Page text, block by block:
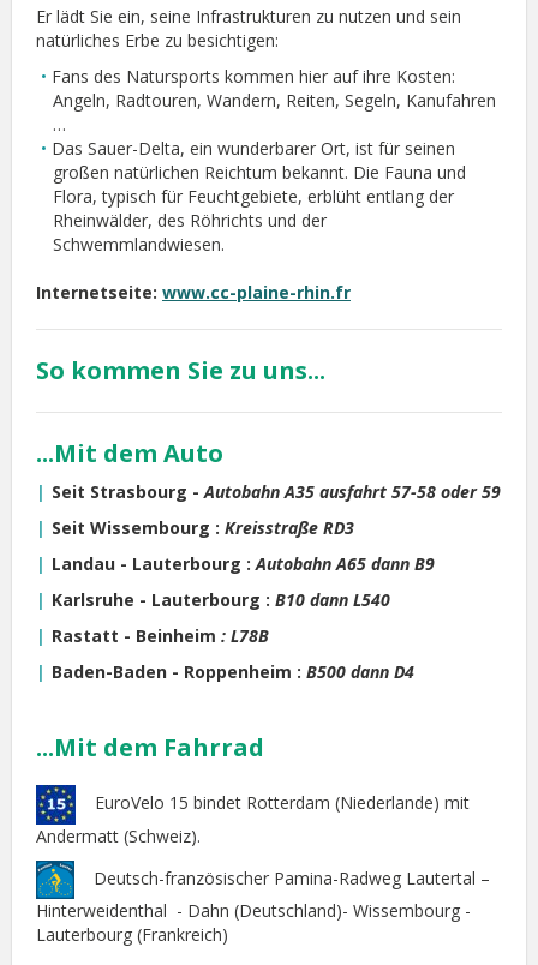
Er lädt Sie ein, seine Infrastrukturen zu nutzen und sein
natürliches Erbe zu besichtigen:
Fans des Natursports kommen hier auf ihre Kosten:
Angeln, Radtouren, Wandern, Reiten, Segeln, Kanufahren
…
Das Sauer-Delta, ein wunderbarer Ort, ist für seinen
großen natürlichen Reichtum bekannt. Die Fauna und
Flora, typisch für Feuchtgebiete, erblüht entlang der
Rheinwälder, des Röhrichts und der
Schwemmlandwiesen.
Internetseite: www.cc-plaine-rhin.fr
So kommen Sie zu uns...
...Mit dem Auto
Seit Strasbourg -Autobahn A35 ausfahrt 57-58 oder 59
Seit Wissembourg : Kreisstraße RD3
Landau - Lauterbourg :Autobahn A65 dann B9
Karlsruhe - Lauterbourg : B10 dann L540
Rastatt - Beinheim : L78B
Baden-Baden - Roppenheim : B500 dann D4
...Mit dem Fahrrad
EuroVelo 15 bindet Rotterdam (Niederlande) mit
Andermatt (Schweiz).
Deutsch-französischer Pamina-Radweg Lautertal –
Hinterweidenthal - Dahn (Deutschland)- Wissembourg -
Lauterbourg (Frankreich)